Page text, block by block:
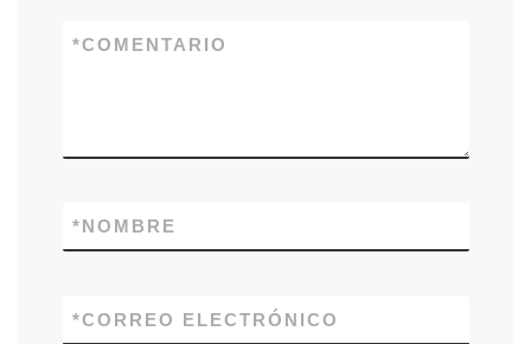
COMENTARIO
*
NOMBRE
*
CORREO ELECTRÓNICO
*